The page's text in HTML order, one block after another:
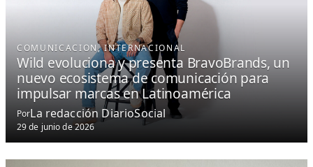
COMUNICACION, INTERNACIONAL
Wild evoluciona y presenta BravoBrands, un
nuevo ecosistema de comunicación para
impulsar marcas en Latinoamérica
PorLa redacción DiarioSocial
29 de junio de 2026